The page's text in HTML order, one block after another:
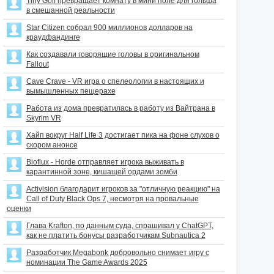
в смешанной реальности
Star Citizen собрал 900 миллионов долларов на
краудфандинге
Как создавали говорящие головы в оригинальном
Fallout
Cave Crave - VR игра о спелеологии в настоящих и
вымышленных пещерахе
Работа из дома превратилась в работу из Вайтрана в
Skyrim VR
Хайп вокруг Half Life 3 достигает пика на фоне слухов о
скором анонсе
Bioflux - Horde отправляет игрока выживать в
карантинной зоне, кишащей ордами зомби
Activision благодарит игроков за "отличную реакцию" на
Call of Duty Black Ops 7, несмотря на провальные
оценки
Глава Krafton, по данным суда, спрашивал у ChatGPT,
как не платить бонусы разработчикам Subnautica 2
Разработчик Megabonk добровольно снимает игру с
номинации The Game Awards 2025